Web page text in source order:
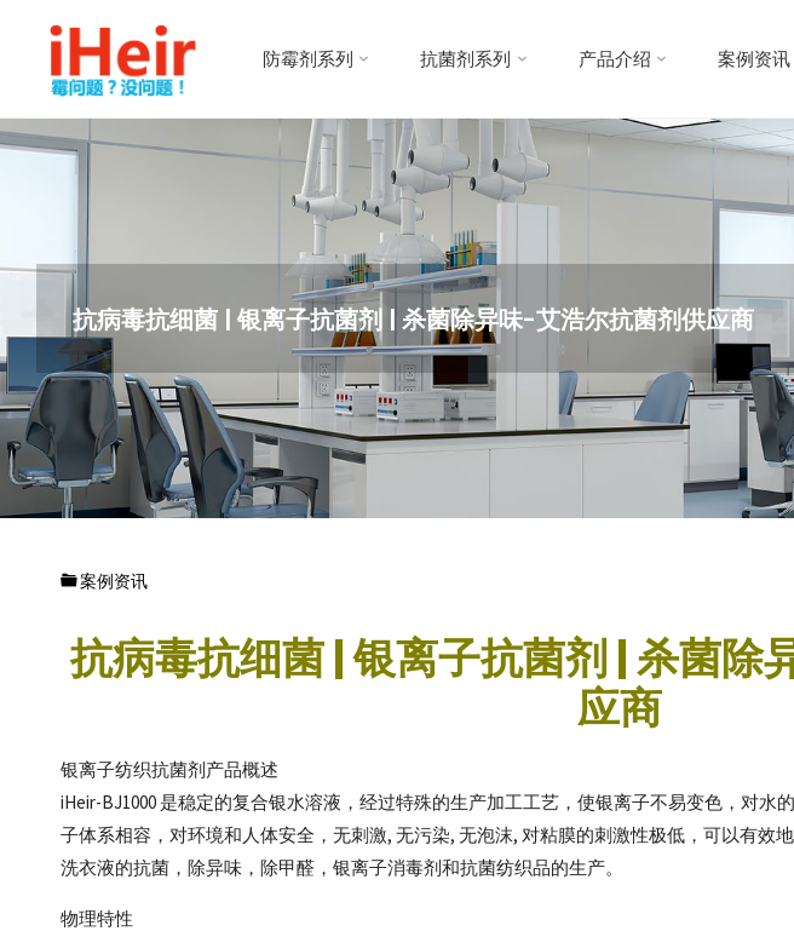
内
容。
|
抗
燥
|
防
霉
片
IHEIR
防霉剂系列 抗菌剂系列 产品介绍 案例资讯
抗病毒抗细菌 | 银离子抗菌剂 | 杀菌除异味-艾浩尔抗菌剂供应商
案例资讯
抗病毒抗细菌 | 银离子抗菌剂 | 杀菌
应商
银离子纺织抗菌剂产品概述
iHeir-BJ1000 是稳定的复合银水溶液，经过特殊的生产加工工艺，使银离子不易变色，对水
子体系相容，对环境和人体安全，无刺激, 无污染, 无泡沫, 对粘膜的刺激性极低，可以有效
洗衣液的抗菌，除异味，除甲醛，银离子消毒剂和抗菌纺织品的生产。
物理特性